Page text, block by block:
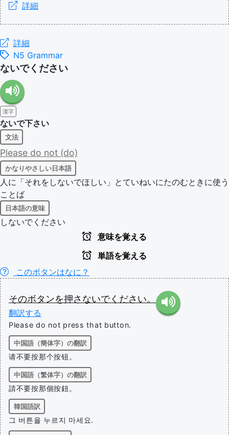
詳細
詳細
N5 Grammar
ないでください
漢字
ないで下さい
文法
Please do not (do)
かなりやさしい日本語
人に「それをしないでほしい」とていねいにたのむときに使う
ことば
日本語の意味
しないでください
意味を覚える
単語を覚える
このボタンはなに？
そのボタンを押さないでください。
翻訳する
Please do not press that button.
中国語（簡体字）の翻訳
请不要按那个按钮。
中国語（繁体字）の翻訳
請不要按那個按鈕。
韓国語訳
그 버튼을 누르지 마세요.